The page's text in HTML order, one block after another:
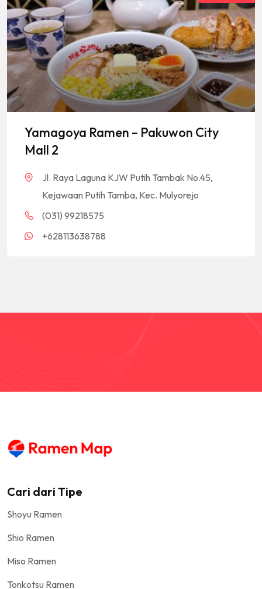
Yamagoya Ramen – Pakuwon City
Mall 2
Jl. Raya Laguna KJW Putih Tambak No.45,
Kejawaan Putih Tamba, Kec. Mulyorejo
(031) 99218575
+628113638788
Cari dari Tipe
Shoyu Ramen
Shio Ramen
Miso Ramen
Tonkotsu Ramen